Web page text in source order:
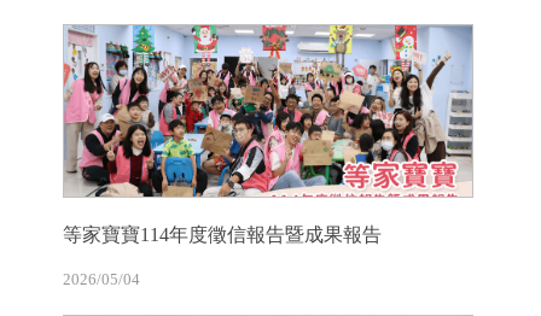
等家寶寶114年度徵信報告暨成果報告
2026/05/04